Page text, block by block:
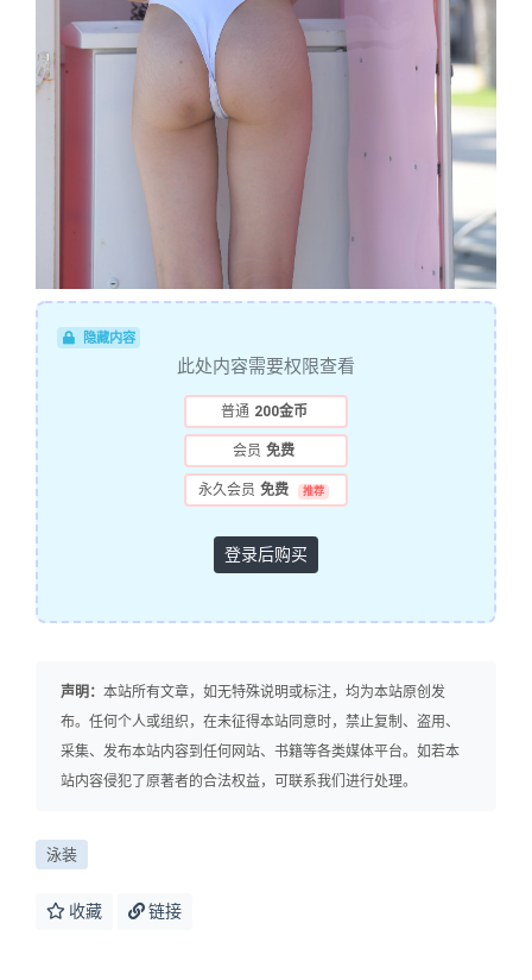
隐藏内容
此处内容需要权限查看
普通 200金币
会员 免费
永久会员 免费 推荐
登录后购买
声明： 本站所有文章，如无特殊说明或标注，均为本站原创发
布。任何个人或组织，在未征得本站同意时，禁止复制、盗用、
采集、发布本站内容到任何网站、书籍等各类媒体平台。如若本
站内容侵犯了原著者的合法权益，可联系我们进行处理。
泳装
收藏 链接